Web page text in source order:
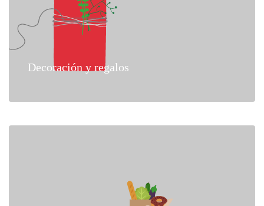
Decoración y regalos